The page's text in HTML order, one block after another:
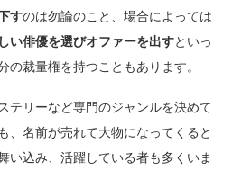
すのは勿論のこと、場合によっては
い俳優を選びオファーを出すといっ
の裁量権を持つこともあります。
テリーなど専門のジャンルを決めて
、名前が売れて大物になってくると
い込み、活躍している者も多くいま